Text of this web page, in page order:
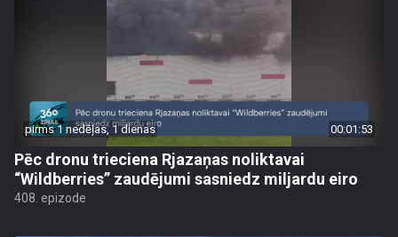
pirms 1 nedēļas, 1 dienas 00:01:53
Pēc dronu trieciena Rjazaņas noliktavai
“Wildberries” zaudējumi sasniedz miljardu eiro
408. epizode